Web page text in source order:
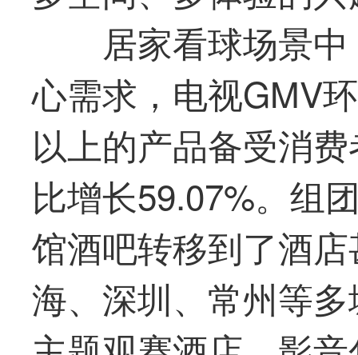
居家看球场景
心需求，电视GMV
以上的产品备受消
比增长59.07%。组
馆酒吧转移到了酒
海、深圳、常州等